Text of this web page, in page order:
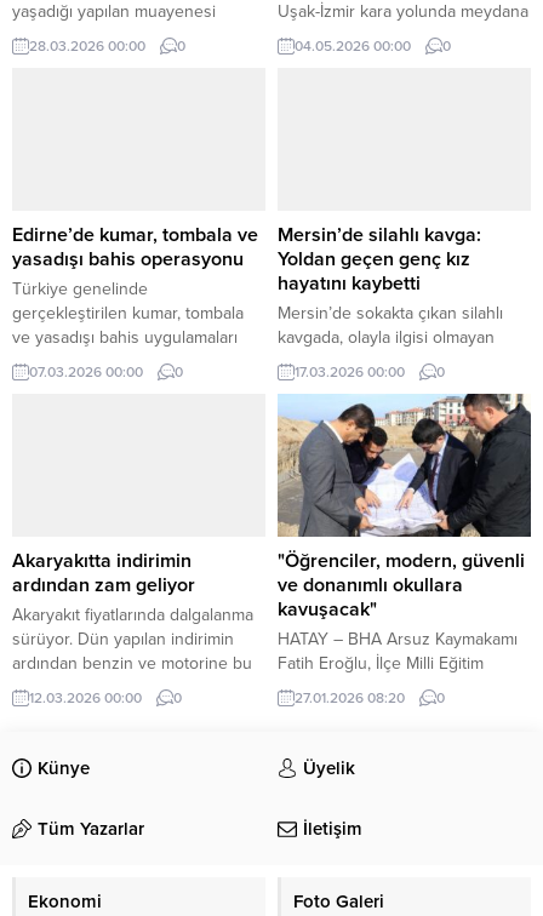
yaşadığı yapılan muayenesi
sonrasında anlaşılan kadın hasta
Hava ambulansı ile Ankara’ya
28.03.2026 00:00 0
Uşak-İzmir kara yolunda meydana
gelen kazada 4 kişi hayatını
kaybederken, 34 kişi yaralandı.
04.05.2026 00:00 0
Edirne’de kumar, tombala ve
yasadışı bahis operasyonu
Türkiye genelinde
gerçekleştirilen kumar, tombala
ve yasadışı bahis uygulamaları
kapsamında Edirne’de de
denetimler yapıldı.
07.03.2026 00:00 0
Mersin’de silahlı kavga:
Yoldan geçen genç kız
hayatını kaybetti
Mersin’de sokakta çıkan silahlı
kavgada, olayla ilgisi olmayan
genç bir kız hayatını kaybetti, bir
kişi ise yaralandı.
17.03.2026 00:00 0
Akaryakıtta indirimin
ardından zam geliyor
Akaryakıt fiyatlarında dalgalanma
sürüyor. Dün yapılan indirimin
ardından benzin ve motorine bu
gece yarısından itibaren yeniden
zam yapılması bekleniyor.
akaryakıt fiyatlarında beşinci kez
artış yaşanmış olacak.
12.03.2026 00:00 0
"Öğrenciler, modern, güvenli
ve donanımlı okullara
kavuşacak"
HATAY – BHA Arsuz Kaymakamı
Fatih Eroğlu, İlçe Milli Eğitim
Müdürü Ahmet Yanmaz ve firma
yetkilileri ile birlikte, TOKİ
yapımına başlanan ilkokul,
ortaokul ve lise inşaat alanlarında
“Çalışımları yakından takip
oluşacak 3 okulun yapım
27.01.2026 08:20 0
Künye Üyelik
Tüm Yazarlar İletişim
Ekonomi Foto Galeri